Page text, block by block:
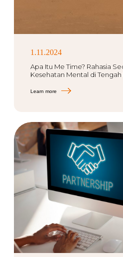
1.11.2024
Apa Itu Me Time? Rahasia
Kesehatan Mental di Tengah
Learn more